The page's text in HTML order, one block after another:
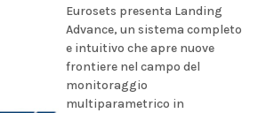
Eurosets presenta Landing
Advance, un sistema completo
e intuitivo che apre nuove
frontiere nel campo del
monitoraggio
multiparametrico in